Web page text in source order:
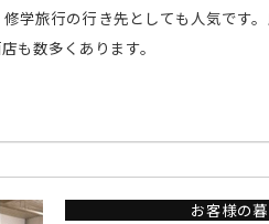
学旅行の行き先としても人気です
も数多くあります。
お客様の